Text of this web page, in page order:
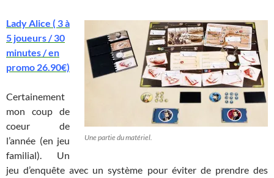
Une partie du matériel.
Lady Alice ( 3 à
5 joueurs / 30
minutes / en
promo 26.90€)
Certainement
mon coup de
coeur de
l’année (en jeu
familial). Un
jeu d’enquête avec un système pour éviter de prendre des